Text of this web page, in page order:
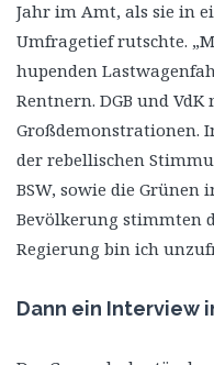
Jahr im Amt, als sie in
Umfragetief rutschte.
hupenden
Rentnern. DGB und
Großdemonstrationen.
der rebellischen
BSW, sowie die Grünen
Bevölkerung stimmten
Regierung bin ich
Dann ein Interview